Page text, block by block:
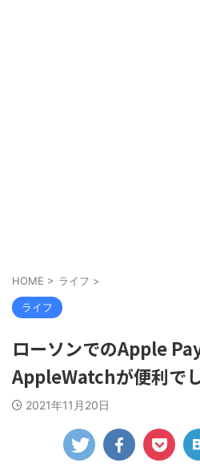
HOME > ライフ >
ライフ
ローソンでのApple
AppleWatchが便利で
2021年11月20日